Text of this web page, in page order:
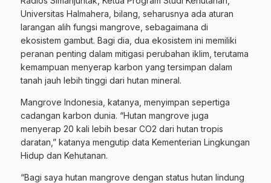
Universitas Halmahera, bilang, seharusnya ada aturan
larangan alih fungsi mangrove, sebagaimana di
ekosistem gambut. Bagi dia, dua ekosistem ini memiliki
peranan penting dalam mitigasi perubahan iklim, terutama
kemampuan menyerap karbon yang tersimpan dalam
tanah jauh lebih tinggi dari hutan mineral.
Mangrove Indonesia, katanya, menyimpan sepertiga
cadangan karbon dunia. “Hutan mangrove juga
menyerap 20 kali lebih besar CO2 dari hutan tropis
daratan,” katanya mengutip data Kementerian Lingkungan
Hidup dan Kehutanan.
“Bagi saya hutan mangrove dengan status hutan lindung